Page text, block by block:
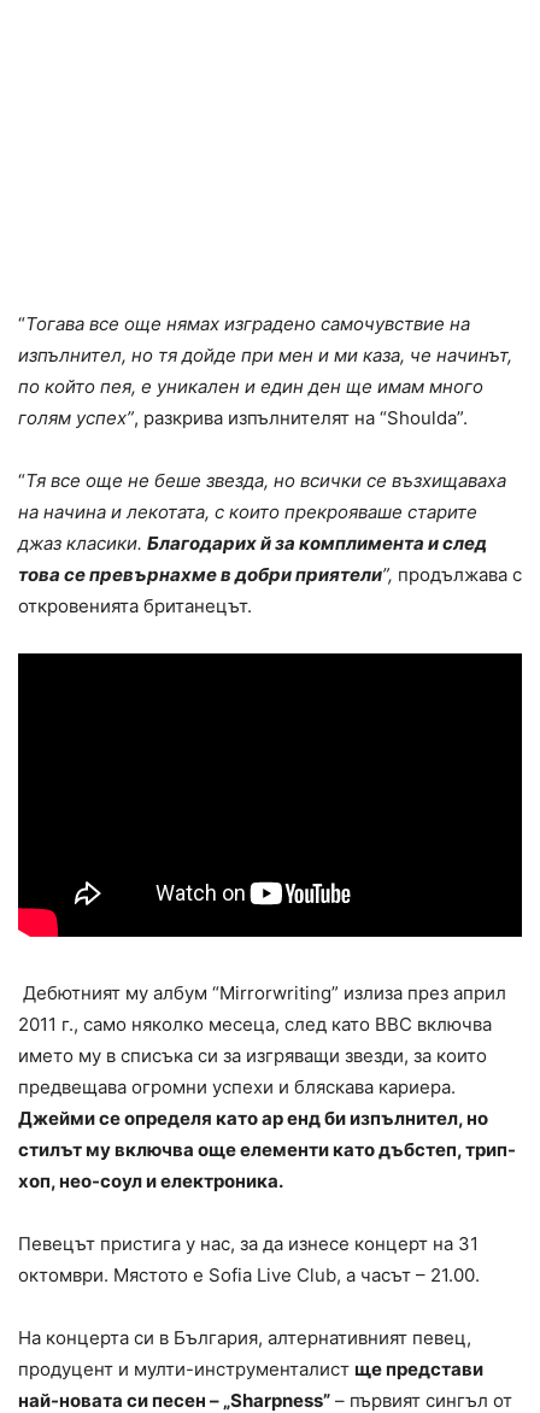
“Тогава все още нямах изградено самочувствие на
изпълнител, но тя дойде при мен и ми каза, че начинът,
по който пея, е уникален и един ден ще имам много
голям успех”, разкрива изпълнителят на “Shoulda”.
“Тя все още не беше звезда, но всички се възхищаваха
на начина и лекотата, с които прекрояваше старите
джаз класики. Благодарих й за комплимента и след
това се превърнахме в добри приятели”, продължава с
откровенията британецът.
Дебютният му албум “Mirrorwriting” излиза през април
2011 г., само няколко месеца, след като BBC включва
името му в списъка си за изгряващи звезди, за които
предвещава огромни успехи и бляскава кариера.
Джейми се определя като ар енд би изпълнител, но
стилът му включва още елементи като дъбстеп, трип-
хоп, нео-соул и електроника.
Певецът пристига у нас, за да изнесе концерт на 31
октомври. Мястото е Sofia Live Club, а часът – 21.00.
На концерта си в България, алтернативният певец,
продуцент и мулти-инструменталист ще представи
най-новата си песен – „Sharpness” – първият сингъл от